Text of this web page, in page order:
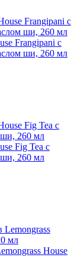
Frangipani с
ши, 260 мл
Fig Tea с
260 мл
House